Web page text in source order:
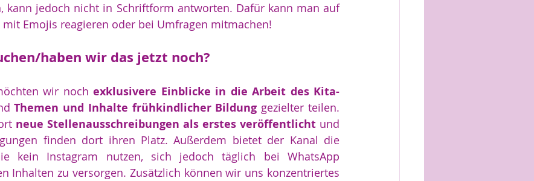
kann jedoch nicht in Schriftform antworten. Dafür kann man auf
Emojis reagieren oder bei Umfragen mitmachen!
haben wir das jetzt noch?
wir noch exklusivere Einblicke in die Arbeit des Kita-
Themen und Inhalte frühkindlicher Bildung gezielter teilen.
neue Stellenausschreibungen als erstes veröffentlicht und
finden dort ihren Platz. Außerdem bietet der Kanal die
kein Instagram nutzen, sich jedoch täglich bei WhatsApp
Inhalten zu versorgen. Zusätzlich können wir uns konzentriertes